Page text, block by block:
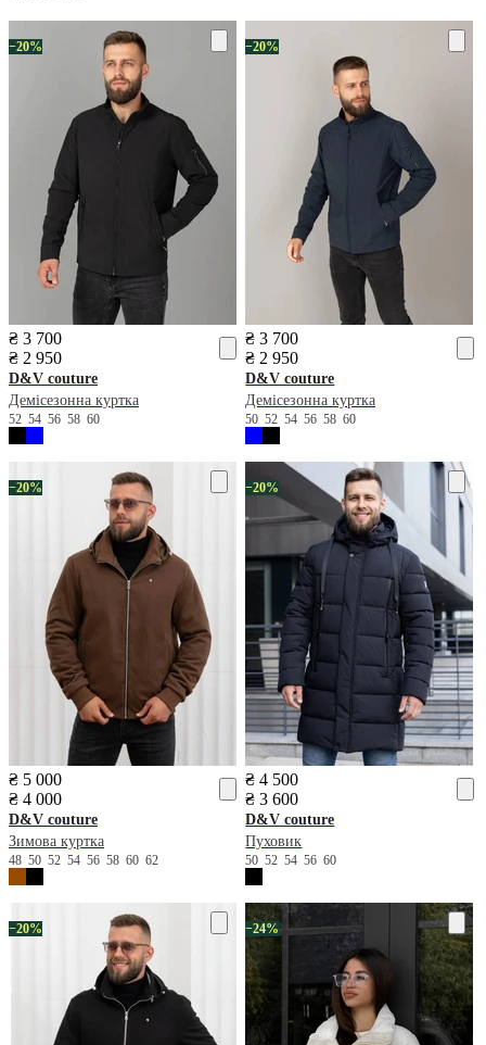
−20%
₴ 3 700
₴ 2 950
D&V couture
Демісезонна куртка
52 54 56 58 60
−20%
₴ 3 700
₴ 2 950
D&V couture
Демісезонна куртка
505254565860
−20%
₴ 5 000
₴ 4 000
D&V couture
Зимова куртка
48 50 52 54 56 58 60 62
−20%
₴ 4 500
₴ 3 600
D&V couture
Пуховик
5052545660
−20% −24%